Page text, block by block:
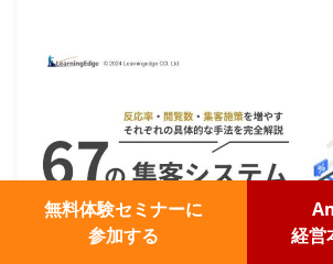
無料体験セミナーに
参加する
経営